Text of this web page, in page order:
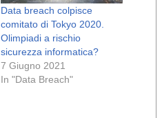
Data breach colpisce
comitato di Tokyo 2020.
Olimpiadi a rischio
sicurezza informatica?
7 Giugno 2021
In "Data Breach"